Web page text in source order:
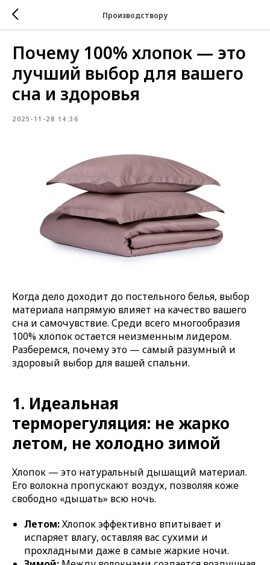
Производствору
Почему 100% хлопок — это
лучший выбор для вашего
сна и здоровья
2025-11-28 14:36
Когда дело доходит до постельного белья, выбор
материала напрямую влияет на качество вашего
сна и самочувствие. Среди всего многообразия
100% хлопок остается неизменным лидером.
Разберемся, почему это — самый разумный и
здоровый выбор для вашей спальни.
1. Идеальная
терморегуляция: не жарко
летом, не холодно зимой
Хлопок — это натуральный дышащий материал.
Его волокна пропускают воздух, позволяя коже
свободно «дышать» всю ночь.
Летом:Хлопок эффективно впитывает и
испаряет влагу, оставляя вас сухими и
прохладными даже в самые жаркие ночи.